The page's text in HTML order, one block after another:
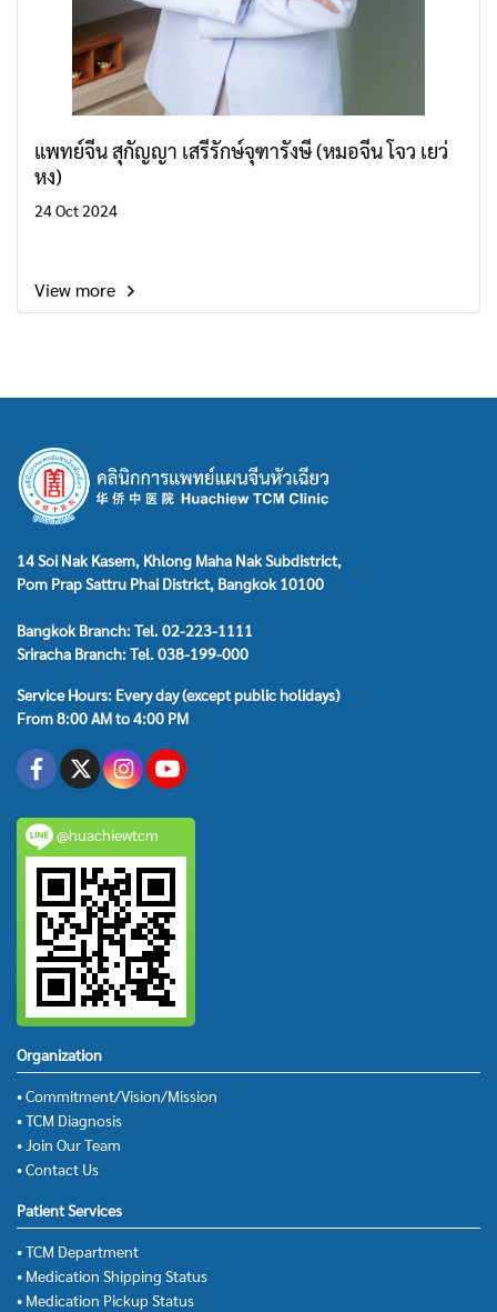
แพทย์จีน สุกัญญา เสรีรักษ์จุฑารังษี (หมอจีน โจว เยว่
หง)
24 Oct 2024
View more
14 Soi Nak Kasem, Khlong Maha Nak Subdistrict,
Pom Prap Sattru Phai District, Bangkok 10100
Bangkok Branch: Tel. 02-223-1111
Sriracha Branch: Tel. 038-199-000
Service Hours: Every day (except public holidays)
From 8:00 AM to 4:00 PM
@huachiewtcm
Organization
• Commitment/Vision/Mission
• TCM Diagnosis
• Join Our Team
• Contact Us
Patient Services
• TCM Department
• Medication Shipping Status
• Medication Pickup Status